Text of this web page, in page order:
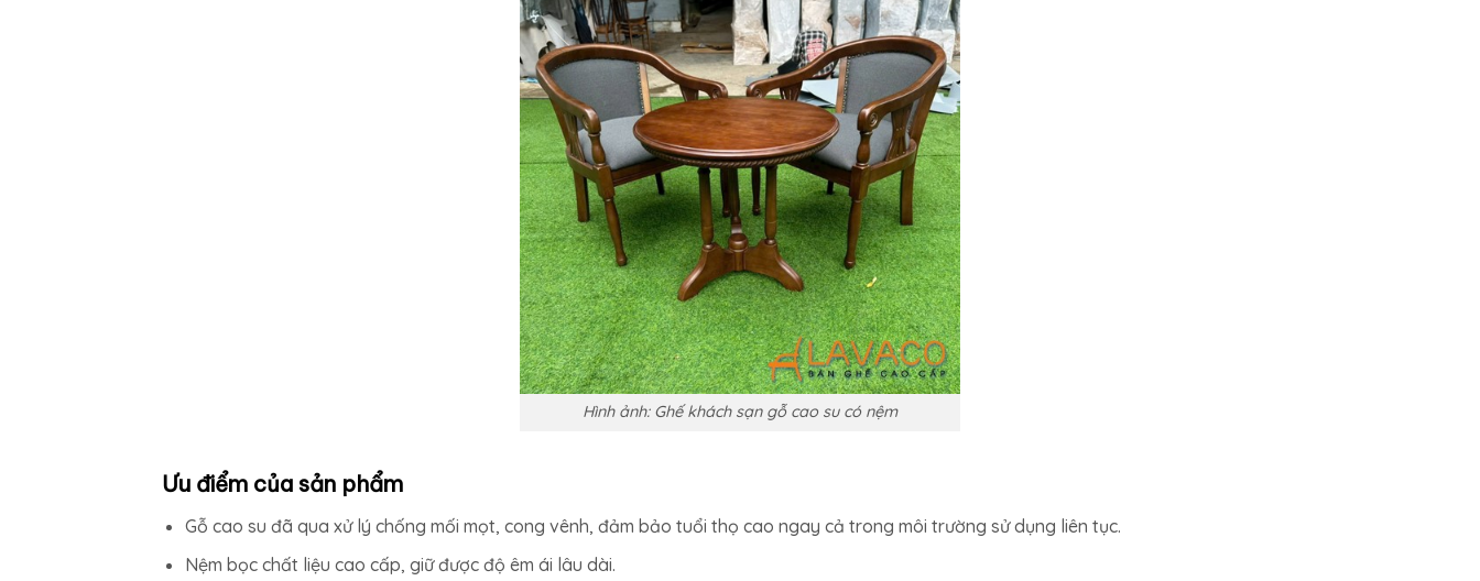
Hình ảnh: Ghế khách sạn gỗ cao su có nệm
Ưu điểm của sản phẩm
Gỗ cao su đã qua xử lý chống mối mọt, cong vênh, đảm bảo tuổi thọ cao ngay cả trong môi trường sử dụng liên tục.
Nệm bọc chất liệu cao cấp, giữ được độ êm ái lâu dài.